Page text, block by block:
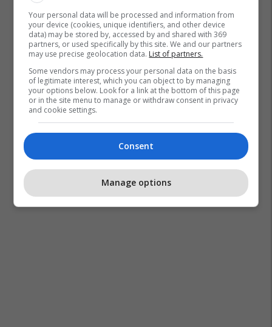
Arijeta Rexhepi Lvv Pdk Ldk Aak
Your personal data will be processed and information from
your device (cookies, unique identifiers, and other device
data) may be stored by, accessed by and shared with 369
partners, or used specifically by this site. We and our partners
may use precise geolocation data. List of partners.
Some vendors may process your personal data on the basis
of legitimate interest, which you can object to by managing
your options below. Look for a link at the bottom of this page
or in the site menu to manage or withdraw consent in privacy
and cookie settings.
Consent
Manage options